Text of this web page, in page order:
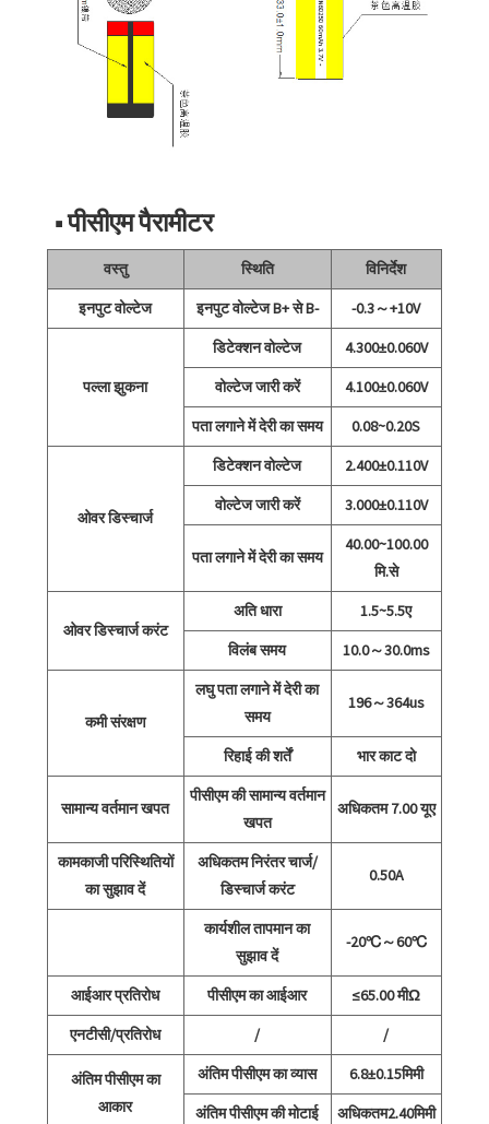
■ पीसीएम पैरामीटर
वस्तु स्थिति
विनिर्देश
इनपुट वोल्टेज
इनपुट वोल्टेज B+ से B- -0.3～+10V
पल्ला झुकना
डिटेक्शन वोल्टेज
4.300±0.060V
वोल्टेज जारी करें
4.100±0.060V
पता लगाने में देरी का समय
0.08~0.20S
ओवर डिस्चार्ज
डिटेक्शन वोल्टेज
2.400±0.110V
वोल्टेज जारी करें
3.000±0.110V
पता लगाने में देरी का समय
40.00~100.00
मि.से
ओवर डिस्चार्ज करंट
अति धारा
1.5~5.5ए
विलंब समय
10.0～30.0ms
कमी संरक्षण
लघु पता लगाने में देरी का
समय
196～364us
रिहाई की शर्तें भार काट दो
सामान्य वर्तमान खपत
पीसीएम की सामान्य वर्तमान
खपत
अधिकतम 7.00 यूए
कामकाजी परिस्थितियों
का सुझाव दें
अधिकतम निरंतर चार्ज/
डिस्चार्ज करंट
0.50A
कार्यशील तापमान का
सुझाव दें
-20℃～60℃
आईआर प्रतिरोध पीसीएम का आईआर
≤65.00 मीΩ
एनटीसी/प्रतिरोध
/ /
अंतिम पीसीएम का
आकार
अंतिम पीसीएम का व्यास
6.8±0.15मिमी
अंतिम पीसीएम की मोटाई
अधिकतम2.40मिमी